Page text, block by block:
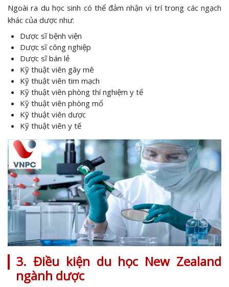
Ngoài ra du học sinh có thể đảm nhận vị trí trong các ngạch
khác của dược như:
Dược sĩ bệnh viện
Dược sĩ công nghiệp
Dược sĩ bán lẻ
Kỹ thuật viên gây mê
Kỹ thuật viên tim mạch
Kỹ thuật viên phòng thí nghiệm y tế
Kỹ thuật viên phòng mổ
Kỹ thuật viên dược
Kỹ thuật viên y tế
3. Điều kiện du học New Zealand
ngành dược